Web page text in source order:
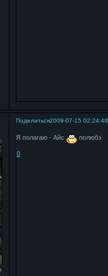
Поделиться2009-07-15 02:24:48
Я полагаю - Айс полюбэ
0